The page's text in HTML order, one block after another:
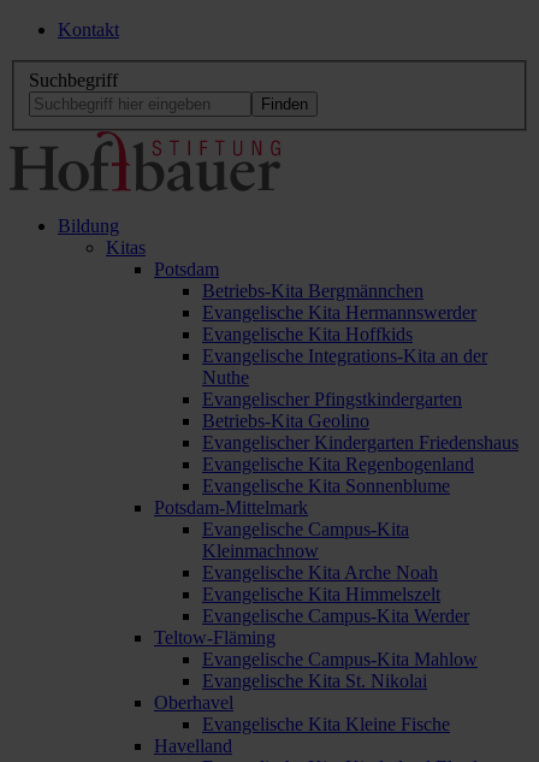
Kontakt
Suchbegriff
Bildung
Kitas
Potsdam
Betriebs-Kita Bergmännchen
Evangelische Kita Hermannswerder
Evangelische Kita Hoffkids
Evangelische Integrations-Kita an der
Nuthe
Evangelischer Pfingstkindergarten
Betriebs-Kita Geolino
Evangelischer Kindergarten Friedenshaus
Evangelische Kita Regenbogenland
Evangelische Kita Sonnenblume
Potsdam-Mittelmark
Evangelische Campus-Kita
Kleinmachnow
Evangelische Kita Arche Noah
Evangelische Kita Himmelszelt
Evangelische Campus-Kita Werder
Teltow-Fläming
Evangelische Campus-Kita Mahlow
Evangelische Kita St. Nikolai
Oberhavel
Evangelische Kita Kleine Fische
Havelland